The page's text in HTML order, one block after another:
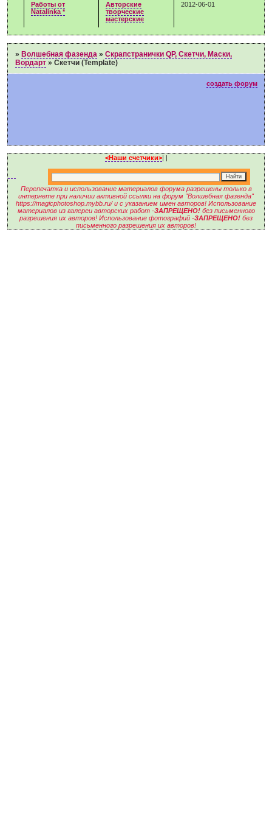
Работы от
Natalinka *
Авторские
творческие
мастерские
2012-06-01
»Волшебная фазенда »Скрапстранички QP, Скетчи, Маски,
Вордарт »Скетчи (Template)
создать форум
<Наши счетчики>| |
Перепечатка и использование материалов форума разрешены только в
интернете при наличии активной ссылки на форум "Волшебная фазенда"
https://magicphotoshop.mybb.ru/ и с указанием имен авторов! Использование
материалов из галереи авторских работ -ЗАПРЕЩЕНО!без письменного
разрешения их авторов! Использование фотографий -ЗАПРЕЩЕНО! без
письменного разрешения их авторов!